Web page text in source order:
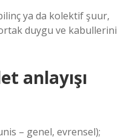
ya da kolektif şuur,
duygu ve kabullerini
anlayışı
– genel, evrensel);